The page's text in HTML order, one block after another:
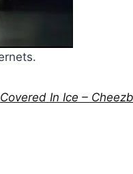
In Ice –